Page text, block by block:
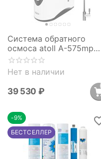
Система обратного
осмоса atoll A-575mp
STDA (Sailboat)
Нет в наличии
39 530 ₽
-9%
БЕСТСЕЛЛЕР